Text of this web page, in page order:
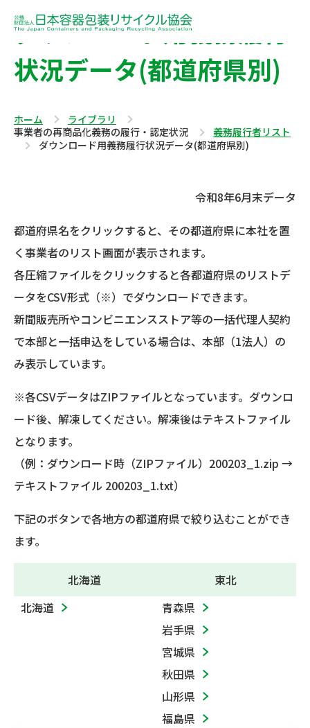
ダウンロード用義務履行
状況データ(都道府県別)
ホーム
ライブラリ
事業者の再商品化義務の履行・認定状況
義務履行者リスト
ダウンロード用義務履行状況データ(都道府県別)
令和8年6月末データ
都道府県名をクリックすると、その都道府県に本社を置
く事業者のリスト画面が表示されます。
各圧縮ファイルをクリックすると各都道府県のリストデ
ータをCSV形式（※）でダウンロードできます。
新聞販売所やコンビニエンスストア等の一括代理人契約
で本部と一括申込をしている場合は、本部（1法人）の
み表示しています。
※各CSVデータはZIPファイルとなっています。ダウンロ
ード後、解凍してください。解凍後はテキストファイル
となります。
（例：ダウンロード時（ZIPファイル）200203_1.zip →
テキストファイル 200203_1.txt）
下記のボタンで各地方の都道府県で絞り込むことができ
ます。
北海道
北海道
東北
青森県
岩手県
宮城県
秋田県
山形県
福島県